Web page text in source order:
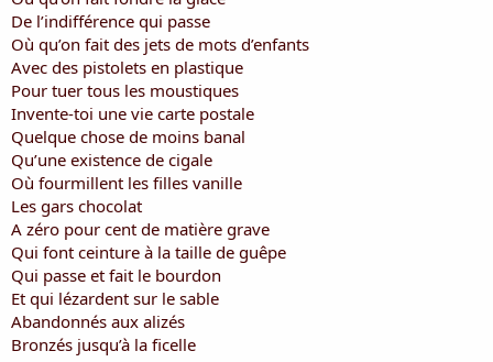
De l’indifférence qui passe
Où qu’on fait des jets de mots d’enfants
Avec des pistolets en plastique
Pour tuer tous les moustiques
Invente-toi une vie carte postale
Quelque chose de moins banal
Qu’une existence de cigale
Où fourmillent les filles vanille
Les gars chocolat
A zéro pour cent de matière grave
Qui font ceinture à la taille de guêpe
Qui passe et fait le bourdon
Et qui lézardent sur le sable
Abandonnés aux alizés
Bronzés jusqu’à la ficelle